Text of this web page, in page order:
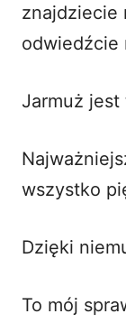
znajdziecie
odwiedźcie
Jarmuż jest
wszystko
Dzięki
To mój